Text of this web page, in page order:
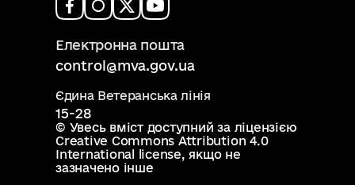
Електронна пошта
control@mva.gov.ua
Єдина Ветеранська лінія
15-28
© Увесь вміст доступний за ліцензією
Creative Commons Attribution 4.0
International license, якщо не
зазначено інше